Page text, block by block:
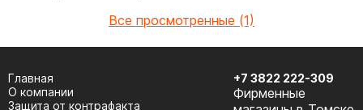
Все просмотренные (1)
Главная
О компании
Защита от контрафакта
+7 3822 222-309
Фирменные